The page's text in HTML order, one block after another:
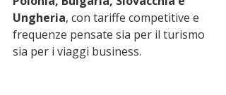
Ungheria, con tariffe competitive e
frequenze pensate sia per il turismo
sia per i viaggi business.